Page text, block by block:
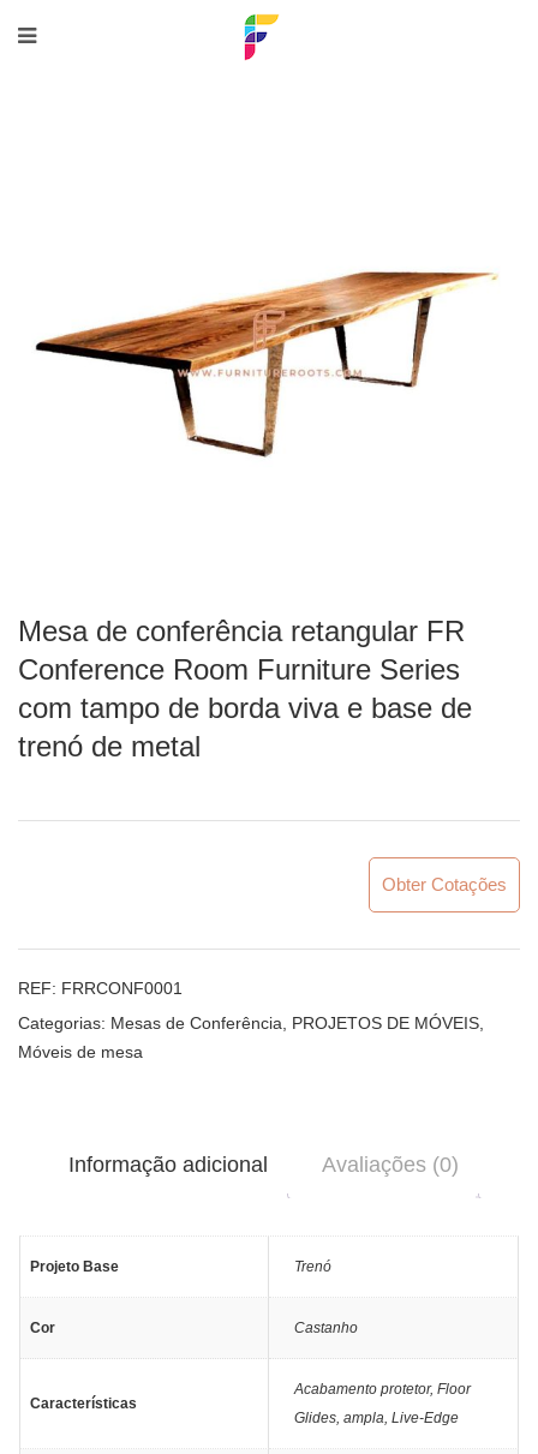
Mesa de conferência retangular FR
Conference Room Furniture Series
com tampo de borda viva e base de
trenó de metal
Obter Cotações
REF: FRRCONF0001
Categorias: Mesas de Conferência PROJETOS DE MÓVEIS
Móveis de mesa
Informação adicional Avaliações (0)
Projeto Base Trenó
Cor Castanho
Características
Acabamento protetor, Floor
Glides, ampla, Live-Edge